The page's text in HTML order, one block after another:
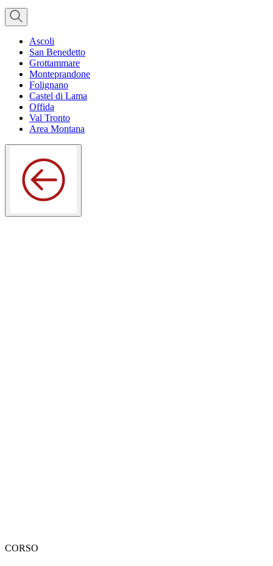
Ascoli
San Benedetto
Grottammare
Monteprandone
Folignano
Castel di Lama
Offida
Val Tronto
Area Montana
CORSO